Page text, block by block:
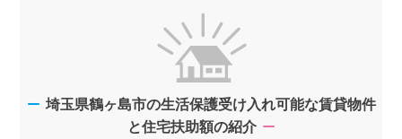
埼玉県鶴ヶ島市の生活保護受け入れ可能な賃貸物件
と住宅扶助額の紹介